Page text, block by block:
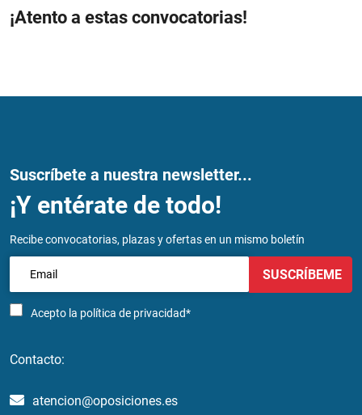
¡Atento a estas convocatorias!
Suscríbete a nuestra newsletter...
¡Y entérate de todo!
Recibe convocatorias, plazas y ofertas en un mismo boletín
Acepto la política de privacidad*
SUSCRÍBEME
Contacto:
atencion@oposiciones.es